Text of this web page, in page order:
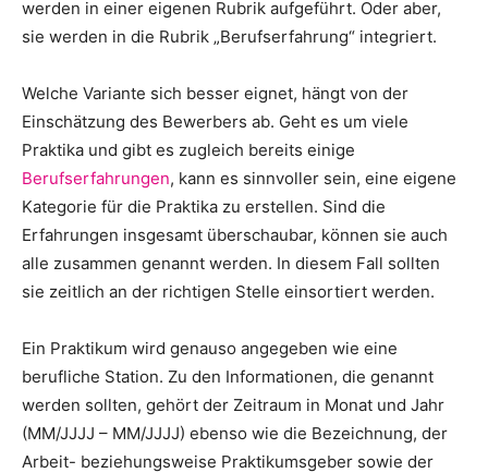
werden in einer eigenen Rubrik aufgeführt. Oder aber,
sie werden in die Rubrik „Berufserfahrung“ integriert.
Welche Variante sich besser eignet, hängt von der
Einschätzung des Bewerbers ab. Geht es um viele
Praktika und gibt es zugleich bereits einige
Berufserfahrungen, kann es sinnvoller sein, eine eigene
Kategorie für die Praktika zu erstellen. Sind die
Erfahrungen insgesamt überschaubar, können sie auch
alle zusammen genannt werden. In diesem Fall sollten
sie zeitlich an der richtigen Stelle einsortiert werden.
Ein Praktikum wird genauso angegeben wie eine
berufliche Station. Zu den Informationen, die genannt
werden sollten, gehört der Zeitraum in Monat und Jahr
(MM/JJJJ – MM/JJJJ) ebenso wie die Bezeichnung, der
Arbeit- beziehungsweise Praktikumsgeber sowie der